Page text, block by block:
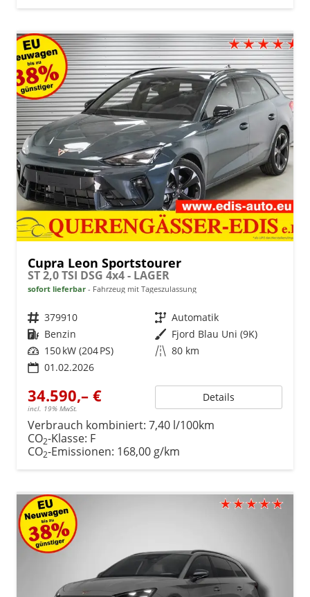
Cupra Leon Sportstourer
ST 2,0 TSI DSG 4x4 - LAGER
sofort lieferbar Fahrzeug mit Tageszulassung
Fahrzeugnr. 379910 Getriebe Automatik
Kraftstoff Benzin Außenfarbe Fjord Blau Uni (9K)
Leistung 150 kW (204 PS) Kilometerstand 80 km
01.02.2026
34.590,– €
incl. 19% MwSt.
Details
Verbrauch kombiniert: 7,40 l/100km
CO2-Klasse: F
CO2-Emissionen: 168,00 g/km